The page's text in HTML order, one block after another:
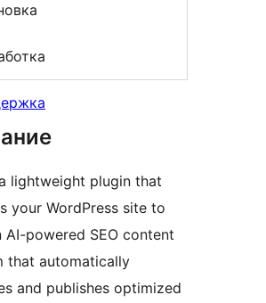
lightweight plugin that
your WordPress site to
AI-powered SEO content
that automatically
and publishes optimized